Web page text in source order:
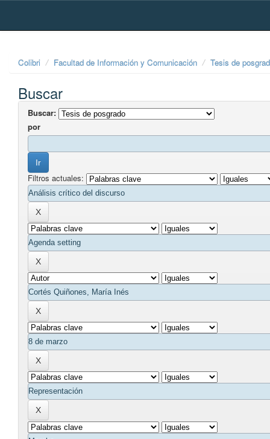
Skip
Colibri Facultad de Información y Comunicación Tesis de
Buscar
Buscar:
por
Filtros actuales: